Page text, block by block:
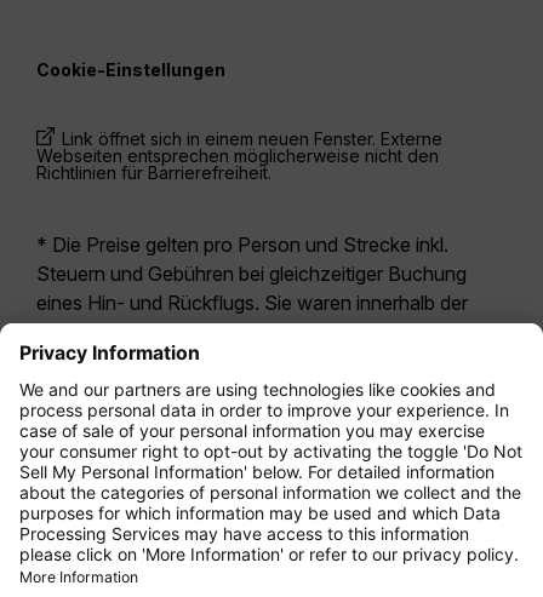
Cookie-Einstellungen
Link öffnet sich in einem neuen Fenster. Externe
Webseiten entsprechen möglicherweise nicht den
Richtlinien für Barrierefreiheit.
* Die Preise gelten pro Person und Strecke inkl.
Steuern und Gebühren bei gleichzeitiger Buchung
eines Hin- und Rückflugs. Sie waren innerhalb der
möglicherweise nicht mehr aktuell. Bei den für die
Economy Class angegebenen Tarifen handelt es
sich i.d.R. um Economy Zero, unsere restriktivste
Tarifoption. Es können hierfür zusätzliche Gebühren
fürAufgabegepäckoder für andere optionale
Leistungen anfallen. Es gelten dieAllgemeinen
Geschäftsbedingungen .